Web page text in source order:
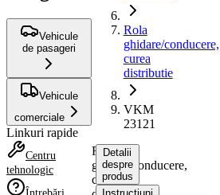
Vehicule
de pasageri
Vehicule
comerciale
Linkuri rapide
Centru
tehnologic
Rola
ghidare/conducere,
curea
distributie
VKM
23121
Rola
ghidare/conducere,
curea
Detalii
despre
produs